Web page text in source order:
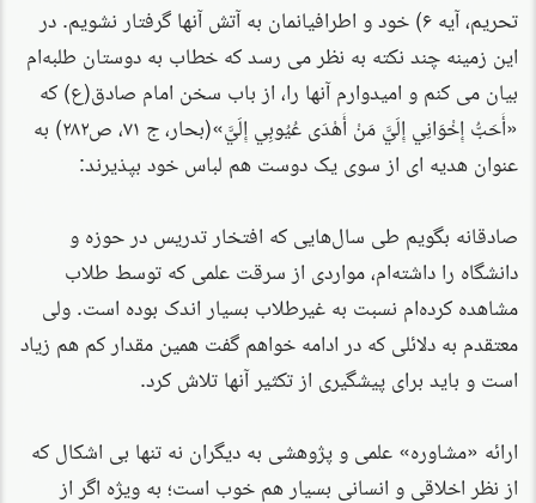
تحریم، آیه ۶) خود و اطرافیانمان به آتش آنها گرفتار نشویم. در
این زمینه چند نکته به نظر می رسد که خطاب به دوستان طلبه‌ام
بیان می کنم و امیدوارم آنها را، از باب سخن امام صادق(ع) که
«أَحَبُّ إِخْوَانِي إِلَيَّ مَنْ أَهْدَى عُيُوبِي إِلَيَّ»(بحار، ج ۷۱، ص۲۸۲)‌ به
عنوان هدیه ای از سوی یک دوست هم لباس خود بپذیرند:
صادقانه بگویم طی سال‌هایی که افتخار تدریس در حوزه و
دانشگاه را داشته‌ام، مواردی از سرقت علمی که توسط طلاب
مشاهده کرده‌ام نسبت به غیرطلاب بسیار اندک بوده است. ولی
معتقدم به دلائلی که در ادامه خواهم گفت همین مقدار کم هم زیاد
است و باید برای پیشگیری از تکثیر آنها تلاش کرد.
ارائه «مشاوره» علمی و پژوهشی به دیگران نه تنها بی اشكال كه
از نظر اخلاقی و انسانی بسیار هم خوب است؛ به ویژه اگر از